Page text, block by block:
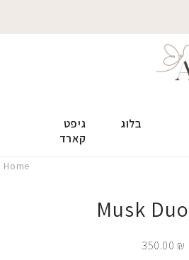
בלוג
גיפט
קארד
Home
Musk Duo
350.00 ₪